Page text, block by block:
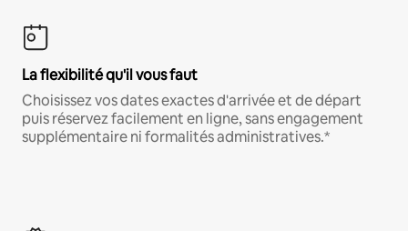
La flexibilité qu'il vous faut
Choisissez vos dates exactes d'arrivée et de départ
puis réservez facilement en ligne, sans engagement
supplémentaire ni formalités administratives.*